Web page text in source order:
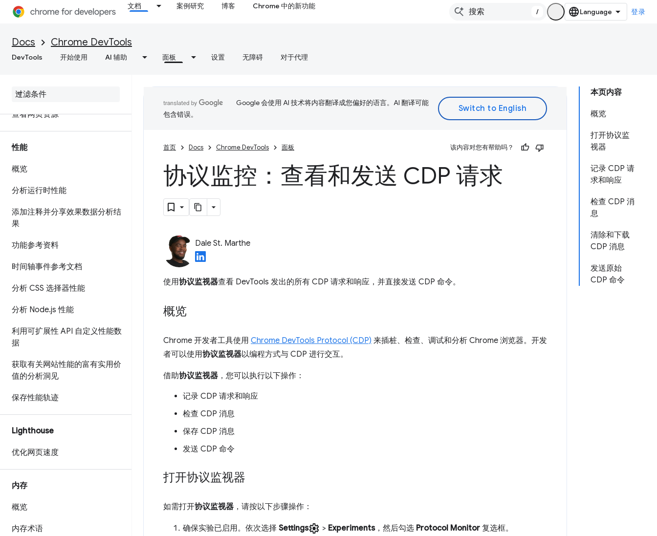
文档 案例研究 博客 Chrome 中的新功能
/ 登录
Docs Chrome DevTools
DevTools 开始使用 AI 辅助 面板 设置 无障碍 对于代理
概览
功能参考资料
查看网页资源
性能
概览
分析运行时性能
添加注释并分享效果数据分析结
果
功能参考资料
时间轴事件参考文档
分析 CSS 选择器性能
分析 Node.js 性能
利用可扩展性 API 自定义性能数
据
获取有关网站性能的富有实用价
值的分析洞见
保存性能轨迹
Lighthouse
优化网页速度
内存
概览
内存术语
本页内容
概览
打开协议监
视器
记录 CDP 请
求和响应
检查 CDP 消
息
清除和下载
CDP 消息
发送原始
CDP 命令
Google 会使用 AI 技术将内容翻译成您偏好的语言。AI 翻译可能
包含错误。
首页 Docs Chrome DevTools 面板 该内容对您有帮助吗？
协议监控：查看和发送 CDP 请求
Dale St. Marthe
使用协议监视器查看 DevTools 发出的所有 CDP 请求和响应，并直接发送 CDP 命令。
概览
Chrome 开发者工具使用 Chrome DevTools Protocol (CDP) 来插桩、检查、调试和分析 Chrome 浏览器。开发
者可以使用协议监视器以编程方式与 CDP 进行交互。
借助协议监视器 ，您可以执行以下操作：
记录 CDP 请求和响应
检查 CDP 消息
保存 CDP 消息
发送 CDP 命令
打开协议监视器
如需打开协议监视器 ，请按以下步骤操作：
确保实验已启用。依次选择 Settingssettings > Experiments，然后勾选 Protocol Monitor 复选框。